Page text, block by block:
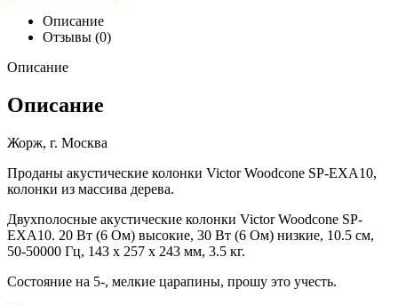
Описание
Отзывы (0)
Описание
Описание
Жорж, г. Москва
Проданы акустические колонки Victor Woodcone SP-EXA10,
колонки из массива дерева.
Двухполосные акустические колонки Victor Woodcone SP-
EXA10. 20 Вт (6 Ом) высокие, 30 Вт (6 Ом) низкие, 10.5 см,
50-50000 Гц, 143 x 257 x 243 мм, 3.5 кг.
Состояние на 5-, мелкие царапины, прошу это учесть.